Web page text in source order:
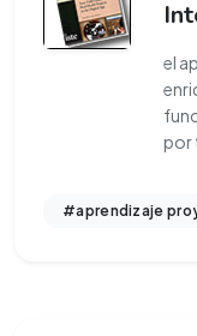
el
por
#aprendizaje